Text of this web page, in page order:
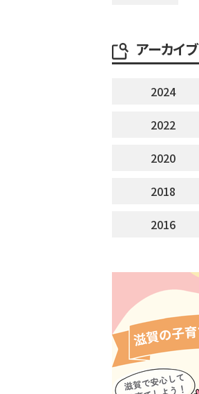
アーカイブ
2024
2022
2020
2018
2016